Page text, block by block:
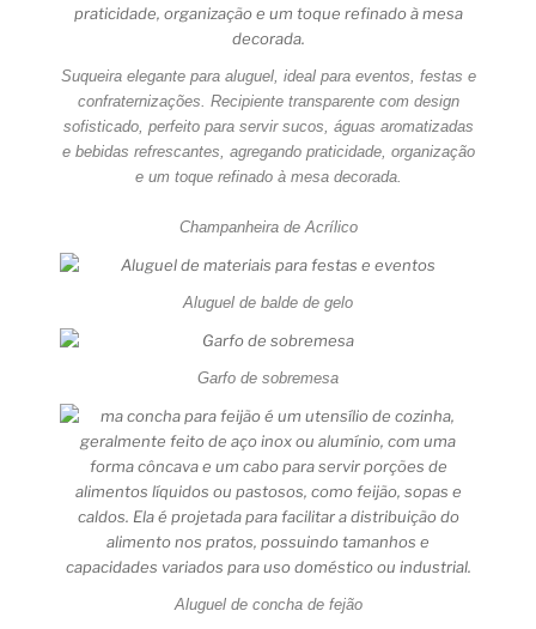
Suqueira elegante para aluguel, ideal para eventos, festas e
confraternizações. Recipiente transparente com design
sofisticado, perfeito para servir sucos, águas aromatizadas
e bebidas refrescantes, agregando praticidade, organização
e um toque refinado à mesa decorada.
Champanheira de Acrílico
Aluguel de balde de gelo
Garfo de sobremesa
Aluguel de concha de fejão